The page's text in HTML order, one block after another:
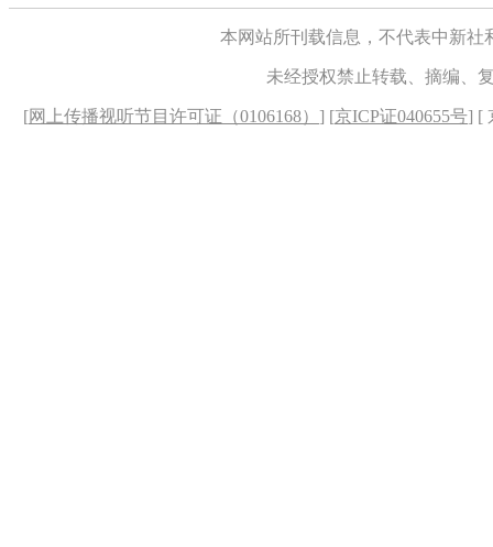
本网站所刊载信息，不代表中新
未经授权禁止转载、摘编、
[网上传播视听节目许可证（0106168） ] [京ICP证040655号] [